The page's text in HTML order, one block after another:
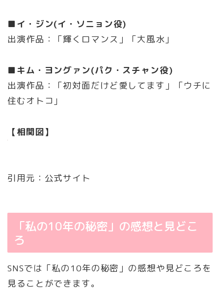
■イ・ジン(イ・ソニョン役)
出演作品：「輝くロマンス」「大風水｣
■キム・ヨングァン(パク・スチャン役)
出演作品：「初対面だけど愛してます」「ウチに
住むオトコ｣
【相関図】
引用元：公式サイト
「私の10年の秘密」の感想と見どこ
ろ
SNSでは「私の10年の秘密」の感想や見どころを
見ることができます。